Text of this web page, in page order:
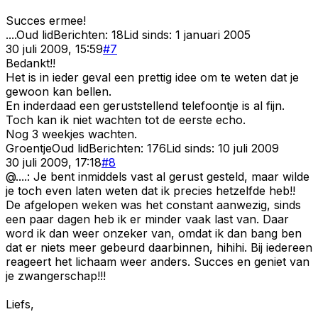
Succes ermee!
....Oud lidBerichten: 18Lid sinds: 1 januari 2005
30 juli 2009, 15:59#7
Bedankt!!
Het is in ieder geval een prettig idee om te weten dat je
gewoon kan bellen.
En inderdaad een geruststellend telefoontje is al fijn.
Toch kan ik niet wachten tot de eerste echo.
Nog 3 weekjes wachten.
GroentjeOud lidBerichten: 176Lid sinds: 10 juli 2009
30 juli 2009, 17:18#8
@....: Je bent inmiddels vast al gerust gesteld, maar wilde
je toch even laten weten dat ik precies hetzelfde heb!!
De afgelopen weken was het constant aanwezig, sinds
een paar dagen heb ik er minder vaak last van. Daar
word ik dan weer onzeker van, omdat ik dan bang ben
dat er niets meer gebeurd daarbinnen, hihihi. Bij iedereen
reageert het lichaam weer anders. Succes en geniet van
je zwangerschap!!!
Liefs,